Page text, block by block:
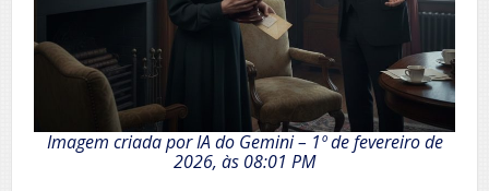
Imagem criada por IA do Gemini – 1º de fevereiro de
2026, às 08:01 PM